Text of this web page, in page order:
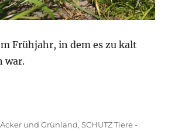
Frühjahr, in dem es zu kalt
war.
es nicht so wie geplant“
Kategorien
Acker und Grünland,SCHUTZ Tiere -